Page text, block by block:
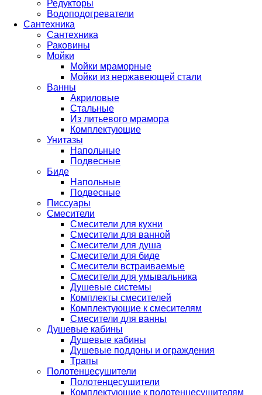
Редукторы
Водоподогреватели
Сантехника
Сантехника
Раковины
Мойки
Мойки мраморные
Мойки из нержавеющей стали
Ванны
Акриловые
Стальные
Из литьевого мрамора
Комплектующие
Унитазы
Напольные
Подвесные
Биде
Напольные
Подвесные
Писсуары
Смесители
Смесители для кухни
Смесители для ванной
Смесители для душа
Смесители для биде
Смесители встраиваемые
Смесители для умывальника
Душевые системы
Комплекты смесителей
Комплектующие к смесителям
Смесители для ванны
Душевые кабины
Душевые кабины
Душевые поддоны и ограждения
Трапы
Полотенцесушители
Полотенцесушители
Комплектующие к полотенцесушителям